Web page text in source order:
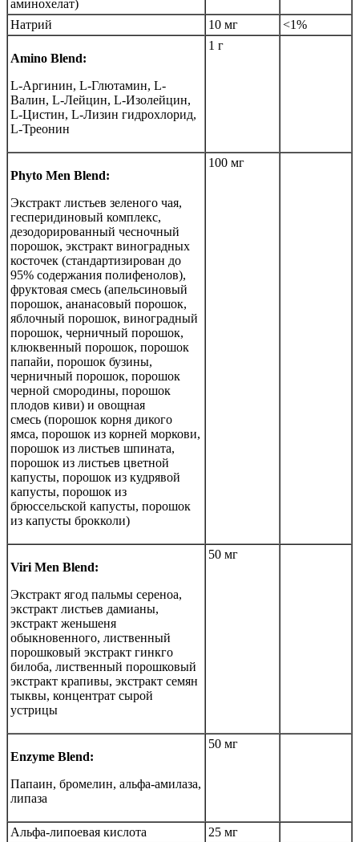
аминохелат)
Натрий 10 мг <1%
Amino Blend:
L-Аргинин, L-Глютамин, L-
Валин, L-Лейцин, L-Изолейцин,
L-Цистин, L-Лизин гидрохлорид,
L-Треонин
1 г
Phyto Men Blend:
Экстракт листьев зеленого чая,
гесперидиновый комплекс,
дезодорированный чесночный
порошок, экстракт виноградных
косточек (стандартизирован до
95% содержания полифенолов),
фруктовая смесь (апельсиновый
порошок, ананасовый порошок,
яблочный порошок, виноградный
порошок, черничный порошок,
клюквенный порошок, порошок
папайи, порошок бузины,
черничный порошок, порошок
черной смородины, порошок
плодов киви) и овощная
смесь (порошок корня дикого
ямса, порошок из корней моркови,
порошок из листьев шпината,
порошок из листьев цветной
капусты, порошок из кудрявой
капусты, порошок из
брюссельской капусты, порошок
из капусты брокколи)
100 мг
Viri Men Blend:
Экстракт ягод пальмы сереноа,
экстракт листьев дамианы,
экстракт женьшеня
обыкновенного, лиственный
порошковый экстракт гинкго
билоба, лиственный порошковый
экстракт крапивы, экстракт семян
тыквы, концентрат сырой
устрицы
50 мг
Enzyme Blend:
Папаин, бромелин, альфа-амилаза,
липаза
50 мг
Альфа-липоевая кислота
25 мг